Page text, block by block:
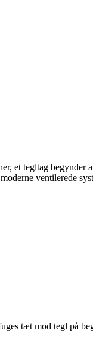
et tegltag
ventilerede
tæt mod tegl på